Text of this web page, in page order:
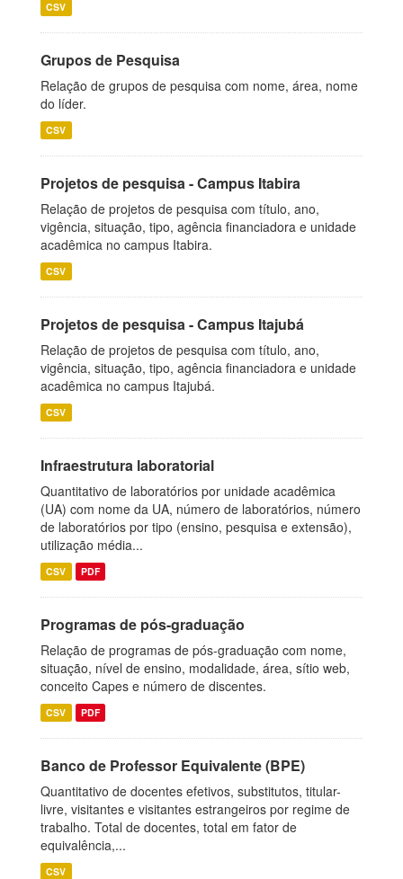
CSV
Grupos de Pesquisa
Relação de grupos de pesquisa com nome, área, nome
do líder.
CSV
Projetos de pesquisa - Campus Itabira
Relação de projetos de pesquisa com título, ano,
vigência, situação, tipo, agência financiadora e unidade
acadêmica no campus Itabira.
CSV
Projetos de pesquisa - Campus Itajubá
Relação de projetos de pesquisa com título, ano,
vigência, situação, tipo, agência financiadora e unidade
acadêmica no campus Itajubá.
CSV
Infraestrutura laboratorial
Quantitativo de laboratórios por unidade acadêmica
(UA) com nome da UA, número de laboratórios, número
de laboratórios por tipo (ensino, pesquisa e extensão),
utilização média...
CSV PDF
Programas de pós-graduação
Relação de programas de pós-graduação com nome,
situação, nível de ensino, modalidade, área, sítio web,
conceito Capes e número de discentes.
CSV PDF
Banco de Professor Equivalente (BPE)
Quantitativo de docentes efetivos, substitutos, titular-
livre, visitantes e visitantes estrangeiros por regime de
trabalho. Total de docentes, total em fator de
equivalência,...
CSV